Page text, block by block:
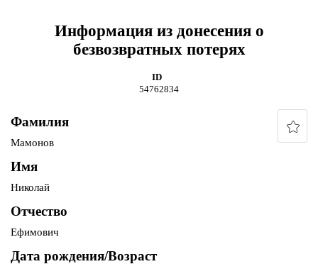
Информация из донесения о
безвозвратных потерях
ID
54762834
Фамилия
Мамонов
Имя
Николай
Отчество
Ефимович
Дата рождения/Возраст